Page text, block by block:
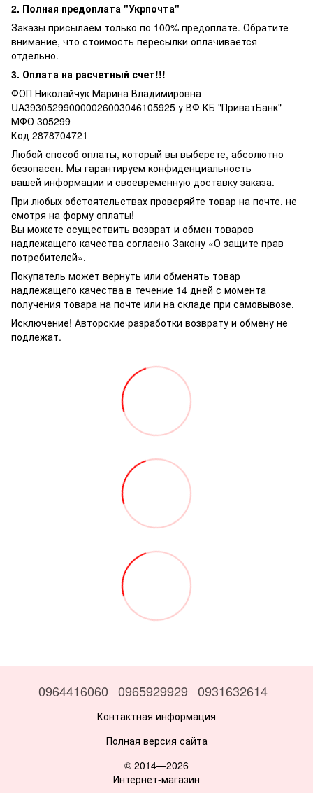
2. Полная предоплата "Укрпочта"
Заказы присылаем только по 100% предоплате. Обратите
внимание, что стоимость пересылки оплачивается
отдельно.
3. Оплата на расчетный счет!!!
ФОП Николайчук Марина Владимировна
UA393052990000026003046105925 у ВФ КБ "ПриватБанк"
МФО 305299
Код 2878704721
Любой способ оплаты, который вы выберете, абсолютно
безопасен. Мы гарантируем конфиденциальность
вашей информации и своевременную доставку заказа.
При любых обстоятельствах проверяйте товар на почте, не
смотря на форму оплаты!
Вы можете осуществить возврат и обмен товаров
надлежащего качества согласно Закону «О защите прав
потребителей».
Покупатель может вернуть или обменять товар
надлежащего качества в течение 14 дней с момента
получения товара на почте или на складе при самовывозе.
Исключение! Авторские разработки возврату и обмену не
подлежат.
0964416060 0965929929 0931632614
Контактная информация
Полная версия сайта
© 2014—2026
Интернет-магазин